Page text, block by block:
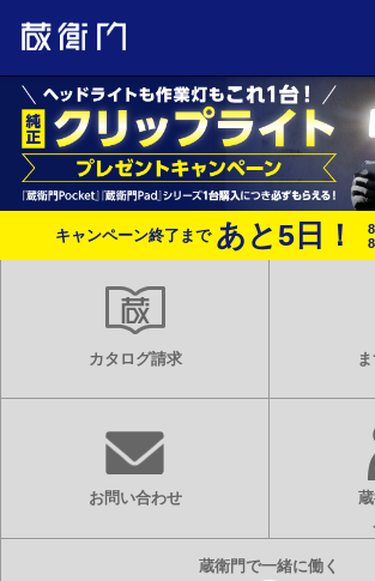
キャンペーン終了まで あと5 日！
カタログ請求
お問い合わせ